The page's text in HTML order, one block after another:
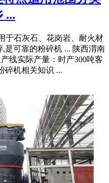
...
于石灰石、花岗岩、耐火材
是可靠的粉碎机 ... 陕西渭南
线实际产量：时产300吨客
碎机相关知识 ...